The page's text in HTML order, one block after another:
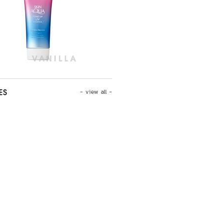
- view all -